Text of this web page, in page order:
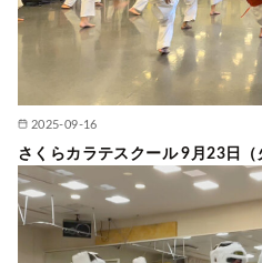
2025-09-16
さくらカラテスクール 9月23日